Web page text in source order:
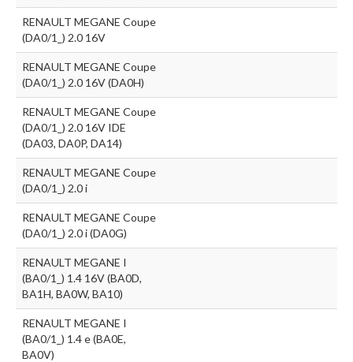
RENAULT MEGANE Coupe
(DA0/1_) 2.0 16V
RENAULT MEGANE Coupe
(DA0/1_) 2.0 16V (DA0H)
RENAULT MEGANE Coupe
(DA0/1_) 2.0 16V IDE
(DA03, DA0P, DA14)
RENAULT MEGANE Coupe
(DA0/1_) 2.0 i
RENAULT MEGANE Coupe
(DA0/1_) 2.0 i (DA0G)
RENAULT MEGANE I
(BA0/1_) 1.4 16V (BA0D,
BA1H, BA0W, BA10)
RENAULT MEGANE I
(BA0/1_) 1.4 e (BA0E,
BA0V)